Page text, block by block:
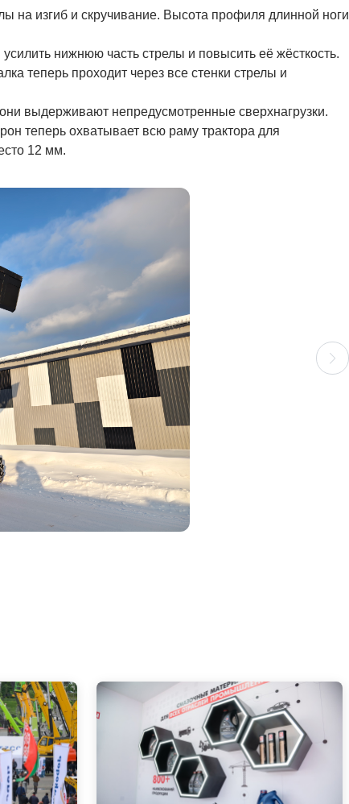
на изгиб и скручивание. Высота профиля длинной ноги
нижнюю часть стрелы и повысить её жёсткость.
теперь проходит через все стенки стрелы и
выдерживают непредусмотренные сверхнагрузки.
теперь охватывает всю раму трактора для
12 мм.